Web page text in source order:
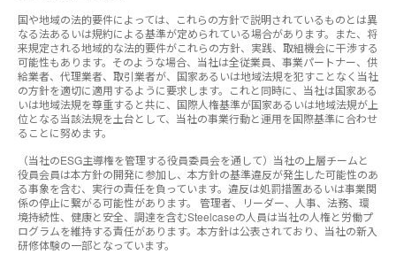
国や地域の法的要件によっては、これらの方針で説明されているものとは異
なる法あるいは規約による基準が定められている場合があります。また、将
来規定される地域的な法的要件がこれらの方針、実践、取組機会に干渉する
可能性もあります。そのような場合、当社は全従業員、事業パートナー、供
給業者、代理業者、取引業者が、国家あるいは地域法規を犯すことなく当社
の方針を適切に適用するように要求します。これと同時に、当社は国家ある
いは地域法規を尊重すると共に、国際人権基準が国家あるいは地域法規が上
位となる当該法規を土台として、当社の事業行動と運用を国際基準に合わせ
ることに努めます。
（当社のESG主導権を管理する役員委員会を通して）当社の上層チームと
役員会員は本方針の開発に参加し、本方針の基準違反が発生した可能性のあ
る事象を含む、実行の責任を負っています。違反は処罰措置あるいは事業関
係の停止に繋がる可能性があります。 管理者、リーダー、人事、法務、環
境持続性、健康と安全、調達を含むSteelcaseの人員は当社の人権と労働プ
ログラムを維持する責任があります。本方針は公表されており、当社の新入
研修体験の一部となっています。